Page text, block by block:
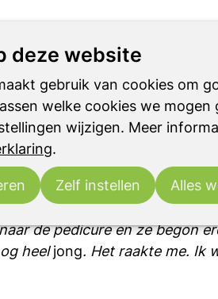
deze website
gebruik van cookies om
welke cookies we mogen
wijzigen. Meer
.
Zelf instellen Alles
Parkinsonismen RBD
Blog: Holistisch
naar parkinson
DE ZIEKTE VAN PARKINSON
de pedicure en ze begon
heeljong. Het raakte me. Ik